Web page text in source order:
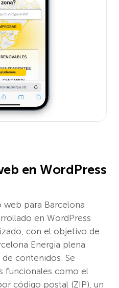
en WordPress
web para Barcelona
en WordPress
con el objetivo de
Energia plena
contenidos. Se
funcionales como el
código postal (ZIP), un